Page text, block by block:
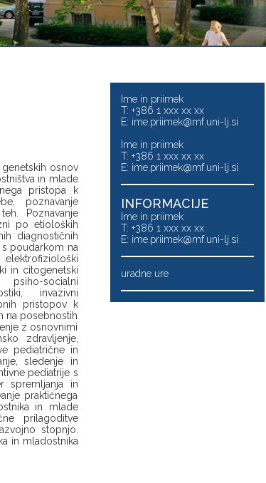
osnov
in mlade
pristopa k
poznavanje
Poznavanje
po etioloških
diagnostičnih
poudarkom na
elektrofiziološki
in citogenetski
socialni
invazivni
pristopov k
na posebnostih
z osnovnimi
zdravljenje,
pediatrične in
sledenje in
pediatrije s
spremljanja in
praktičnega
in mlade
prilagoditve
stopnjo.
in mladostnika
Ime in priimek
T: +386 1 xxx xx xx
E: ime.priimek@mf.uni-lj.si
Ime in priimek
T: +386 1 xxx xx xx
E: ime.priimek@mf.uni-lj.si
INFORMACIJE
Ime in priimek
T: +386 1 xxx xx xx
E: ime.priimek@mf.uni-lj.si
uradne ure